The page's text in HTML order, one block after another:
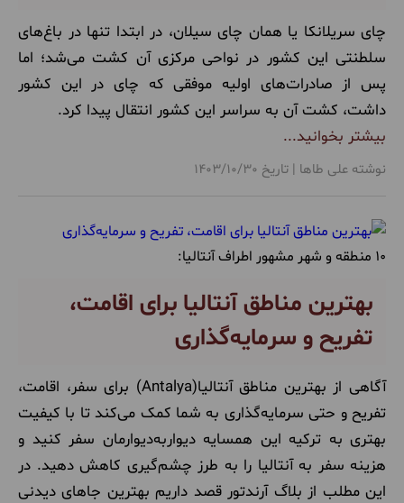
چای سریلانکا یا همان چای سیلان، در ابتدا تنها در باغ‌های
سلطنتی این کشور در نواحی مرکزی آن کشت می‌شد؛ اما
پس از صادرات‌های اولیه موفقی که چای در این کشور
داشت، کشت آن به سراسر این کشور انتقال پیدا کرد.
بیشتر بخوانید...
نوشته علی طاها | تاریخ 1403/10/30
10 منطقه و شهر مشهور اطراف آنتالیا:
بهترین مناطق آنتالیا برای اقامت،
تفریح و سرمایه‌گذاری
آگاهی از بهترین مناطق آنتالیا(Antalya) برای سفر، اقامت،
تفریح و حتی سرمایه‌گذاری به شما کمک می‌کند تا با کیفیت
بهتری به ترکیه این همسایه دیوار‌به‌دیوارمان سفر کنید و
هزینه سفر به آنتالیا را به طرز چشم‌گیری کاهش دهید. در
این مطلب از بلاگ آرندتور قصد داریم بهترین جاهای دیدنی